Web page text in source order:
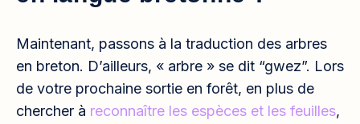
Maintenant, passons à la traduction des arbres
en breton. D’ailleurs, « arbre » se dit “gwez”. Lors
de votre prochaine sortie en forêt, en plus de
chercher à reconnaître les espèces et les feuilles,